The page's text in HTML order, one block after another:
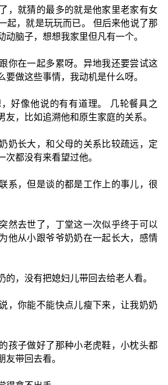
，就猜的最多的就是他家里老家有女
起，就是玩玩而已。 但后来他说了那
动脑子，想想我家里但凡有一个。
你在一起多累呀。异地我还要尝试这
要做这些事情，我动机是什么呀。
好像他说的有有道理。 几轮餐具之
友，比如追溯他和原生家庭的关系。
奶长大，和父母的关系比较疏远，定
都没有来看望过他。
系，但是谈的都是工作上的事儿，很
然去世了，丁堂这一次似乎终于可以
他从小跟爷爷奶奶在一起长大，感情
的，没有把媳妇儿带回去给老人看。
，你能不能快点儿瘦下来，让我奶奶
孩子做好了那种小老虎鞋，小枕头都
带回去看。